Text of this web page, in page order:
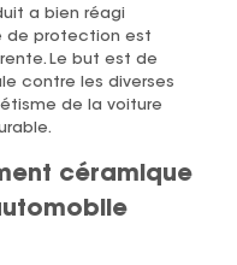
a bien réagi
de protection est
Le but est de
contre les diverses
de la voiture
céramique